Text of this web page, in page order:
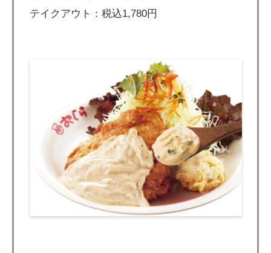
テイクアウト：税込1,780円